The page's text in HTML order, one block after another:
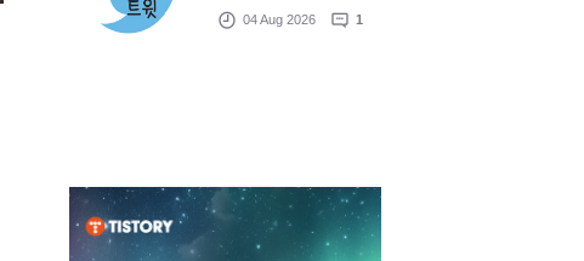
04 Aug 2026 1